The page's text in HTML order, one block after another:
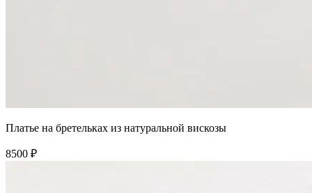
Платье на бретельках из натуральной вискозы
8500 ₽